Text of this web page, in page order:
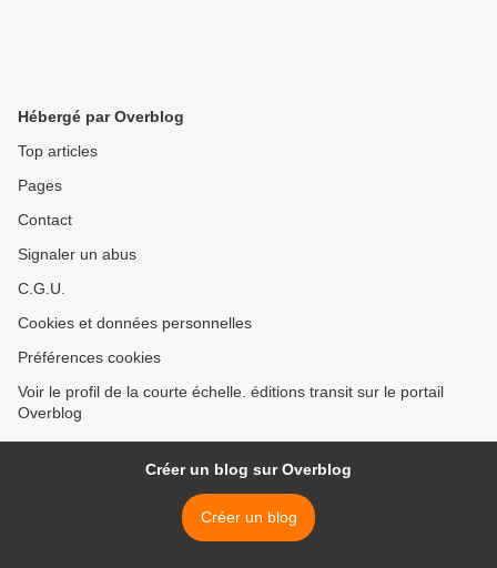
Hébergé par Overblog
Top articles
Pages
Contact
Signaler un abus
C.G.U.
Cookies et données personnelles
Préférences cookies
Voir le profil de la courte échelle. éditions transit sur le portail
Overblog
Créer un blog sur Overblog
Créer un blog